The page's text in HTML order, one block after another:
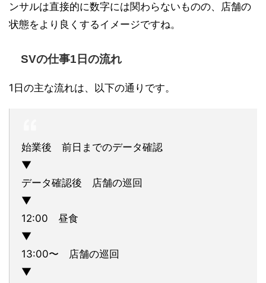
ンサルは直接的に数字には関わらないものの、店舗の
状態をより良くするイメージですね。
SVの仕事1日の流れ
1日の主な流れは、以下の通りです。
始業後 前日までのデータ確認
▼
データ確認後 店舗の巡回
▼
12:00 昼食
▼
13:00〜 店舗の巡回
▼